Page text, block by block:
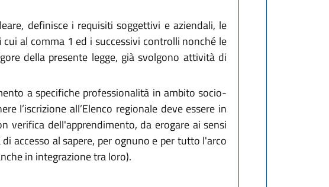
definisce i requisiti soggettivi e aziendali, le
al comma 1 ed i successivi controlli nonché le
della presente legge, già svolgono attività di
a specifiche professionalità in ambito socio-
l’iscrizione all’Elenco regionale deve essere in
verifica dell'apprendimento, da erogare ai sensi
accesso al sapere, per ognuno e per tutto l'arco
in integrazione tra loro).